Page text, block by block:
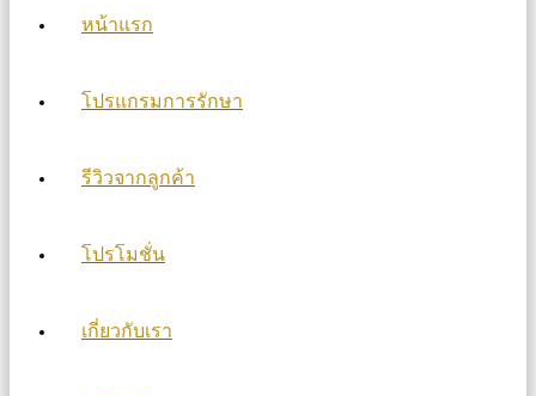
หน้าแรก
โปรแกรมการรักษา
รีวิวจากลูกค้า
โปรโมชั่น
เกี่ยวกับเรา